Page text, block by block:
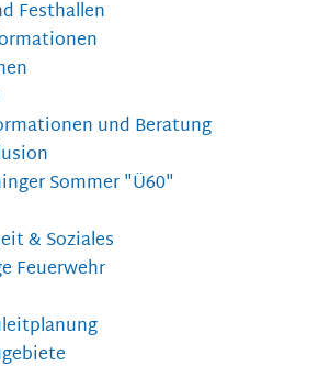
Festhallen
und Beratung
Sommer "Ü60"
& Soziales
Feuerwehr